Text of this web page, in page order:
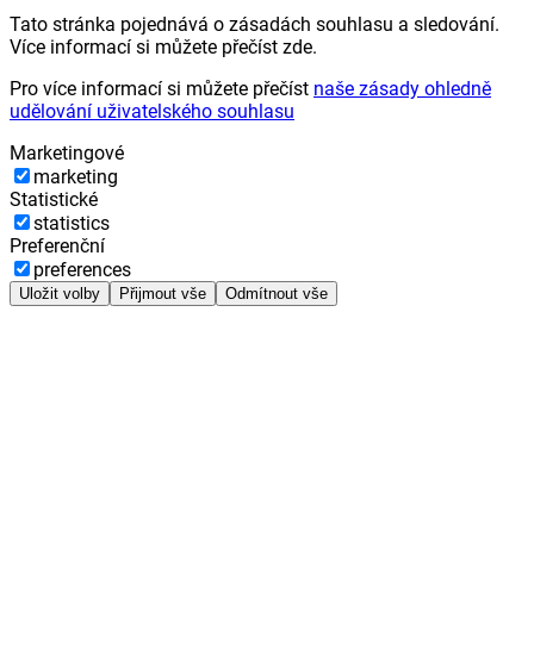
Tato stránka pojednává o zásadách souhlasu a sledování.
Více informací si můžete přečíst zde.
Pro více informací si můžete přečíst naše zásady ohledně
udělování uživatelského souhlasu
Marketingové
marketing
Statistické
statistics
Preferenční
preferences
Uložit volby Přijmout vše Odmítnout vše